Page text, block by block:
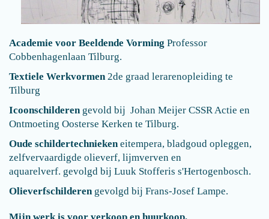
Academie voor Beeldende Vorming Professor
Cobbenhagenlaan Tilburg.
Textiele Werkvormen 2de graad lerarenopleiding te
Tilburg
Icoonschilderen gevold bij Johan Meijer CSSR Actie en
Ontmoeting Oosterse Kerken te Tilburg.
Oude schildertechnieken eitempera, bladgoud opleggen,
zelfvervaardigde olieverf, lijmverven en
aquarelverf. gevolgd bij Luuk Stofferis s'Hertogenbosch.
Olieverfschilderen gevolgd bij Frans-Josef Lampe.